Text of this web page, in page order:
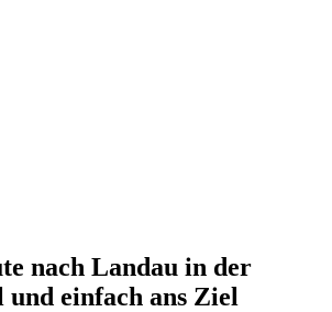
nach Landau in der
und einfach ans Ziel